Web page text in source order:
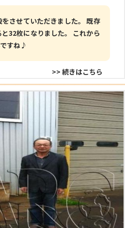
させていただきました。 既存
32枚になりました。 これから
すね♪
>> 続きはこちら